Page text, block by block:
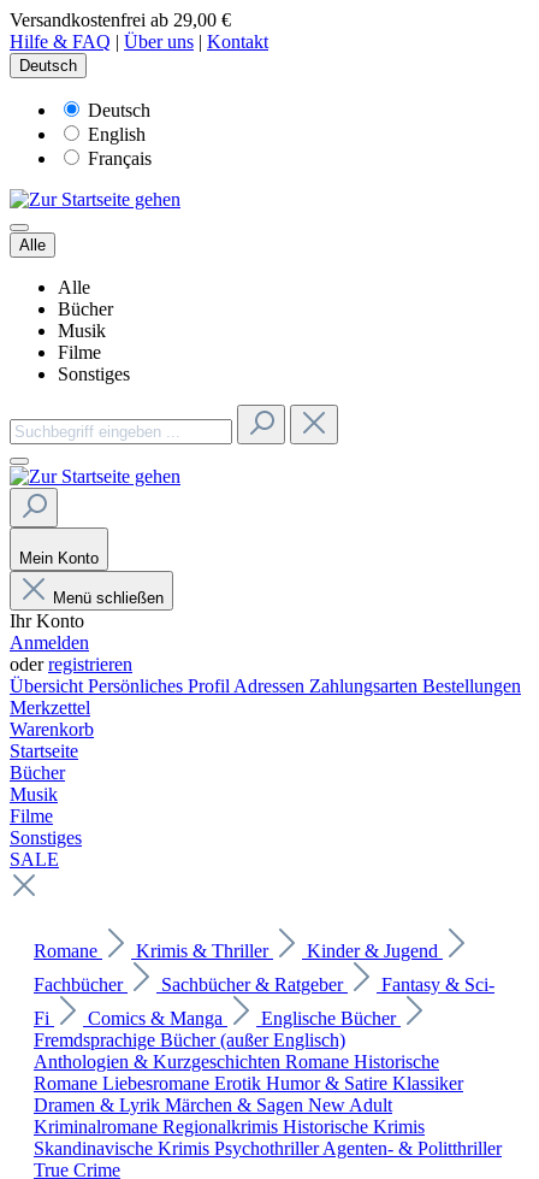
Versandkostenfrei ab 29,00 €
Hilfe & FAQ | Über uns | Kontakt
Deutsch
Deutsch
English
Français
Alle
Alle
Bücher
Musik
Filme
Sonstiges
Mein Konto
Menü schließen
Ihr Konto
Anmelden
oderregistrieren
Übersicht Persönliches Profil Adressen Zahlungsarten Bestellungen
Merkzettel
Warenkorb
Startseite
Bücher
Musik
Filme
Sonstiges
SALE
Romane Krimis & Thriller
Kinder & Jugend
Fachbücher
Sachbücher & Ratgeber
Fantasy & Sci-
Fi
Comics & Manga
Englische Bücher
Fremdsprachige Bücher (außer Englisch)
Anthologien & Kurzgeschichten Romane Historische
Romane Liebesromane Erotik Humor & Satire Klassiker
Dramen & Lyrik Märchen & Sagen New Adult
Kriminalromane Regionalkrimis Historische Krimis
Skandinavische Krimis PsychothrillerAgenten- & Politthriller
True Crime